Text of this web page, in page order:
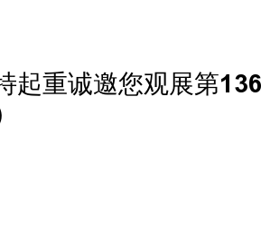
起重诚邀您观展第